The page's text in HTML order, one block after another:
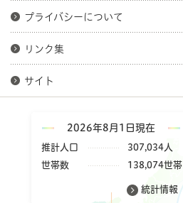
プライバシーについて
リンク集
サイト
2026年8月1日現在
推計人口
307,034人
世帯数
138,074世帯
統計情報